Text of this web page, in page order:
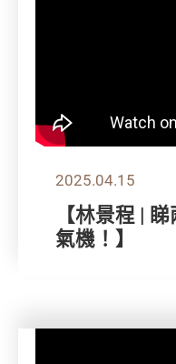
2025.04.15
【林景程 |
氣機！】